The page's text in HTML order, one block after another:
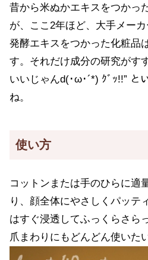
昔から米ぬかエキスをつかっ
が、ここ2年ほど、大手メー
発酵エキスをつかった化粧品
す。それだけ成分の研究がす
いいじゃんd(･ω･´*) ｸﾞｯ!!” と
ね。
使い方
コットンまたは手のひらに適
り、顔全体にやさしくパッテ
はすぐ浸透してふっくらさら
爪まわりにもどんどん使いた